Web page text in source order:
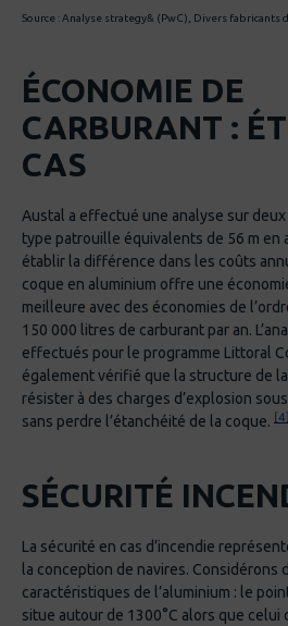
Source : Analyse strategy& (PwC), Divers fabricants
ÉCONOMIE DE
CARBURANT :
CAS
Austal a effectué une analyse sur
type patrouille équivalents de 56 m en
établir la différence dans les coûts
coque en aluminium offre une
meilleure avec des économies de
150 000 litres de carburant par an.
effectués pour le programme Littoral
également vérifié que la structure de
résister à des charges d’explosion
sans perdre l’étanchéité de la coque. [4]
SÉCURITÉ
La sécurité en cas d’incendie
la conception de navires. Considérons
caractéristiques de l’aluminium : le
situe autour de 1300°C alors que celui